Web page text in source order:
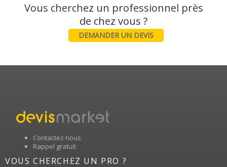
Vous cherchez un professionnel près
DEMANDER UN DEVIS
Contactez nous
Rappel gratuit
VOUS CHERCHEZ UN PRO ?